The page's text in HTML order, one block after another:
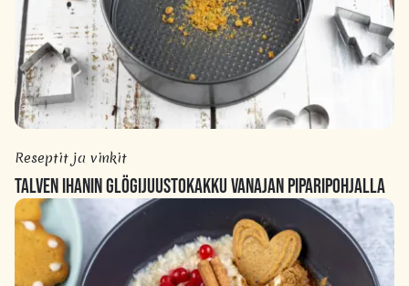
Reseptit ja vinkit
TALVEN IHANIN GLÖGIJUUSTOKAKKU VANAJAN PIPARIPOHJALLA